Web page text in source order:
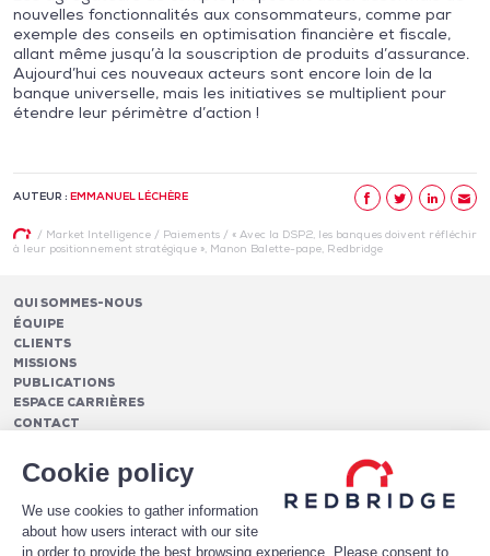
Cookie policy
We use cookies to gather information
about how users interact with our site
in order to provide the best browsing experience. Please consent to
nouvelles fonctionnalités aux consommateurs, comme par
exemple des conseils en optimisation financière et fiscale,
allant même jusqu’à la souscription de produits d’assurance.
Aujourd’hui ces nouveaux acteurs sont encore loin de la
banque universelle, mais les initiatives se multiplient pour
étendre leur périmètre d’action !
AUTEUR : EMMANUEL LÉCHÈRE
/ Market Intelligence/ Paiements/ « Avec la DSP2, les banques doivent réfléchir
à leur positionnement stratégique », Manon Balette-pape, Redbridge
QUI SOMMES-NOUS
ÉQUIPE
CLIENTS
MISSIONS
PUBLICATIONS
ESPACE CARRIÈRES
CONTACT
Pilotage des relations bancaires
Conseil en notation et optimisation du profil de crédit
Mise en place de financements
CASH MANAGEMENT ET TRÉSORERIE
Frais et services bancaires
Services de suivi et de reporting des frais bancaires
Monétique
PAIEMENTS
Analytics